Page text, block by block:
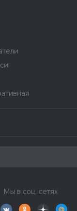
Мы в соц. сетях